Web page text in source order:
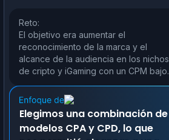
Reto:
El objetivo era aumentar el
reconocimiento de la marca y el
alcance de la audiencia en los nichos
de cripto y iGaming con un CPM bajo.
Elegimos una combinación de
modelos CPA y CPD, lo que